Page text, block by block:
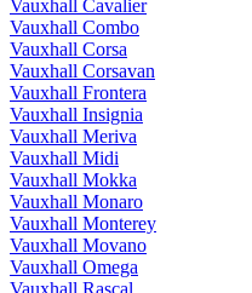
Vauxhall Cavalier
Vauxhall Combo
Vauxhall Corsa
Vauxhall Corsavan
Vauxhall Frontera
Vauxhall Insignia
Vauxhall Meriva
Vauxhall Midi
Vauxhall Mokka
Vauxhall Monaro
Vauxhall Monterey
Vauxhall Movano
Vauxhall Omega
Vauxhall Rascal